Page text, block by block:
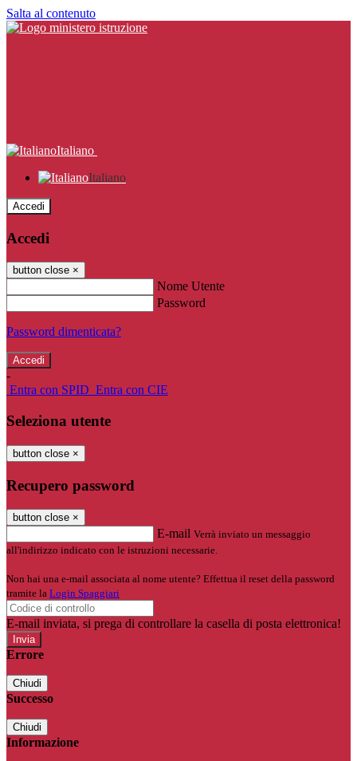
Salta al contenuto
Italiano
Italiano
Accedi
Accedi
button close ×
Nome Utente
Password
Password dimenticata?
-
Entra con SPID Entra con CIE
Seleziona utente
button close ×
Recupero password
button close ×
E-mail Verrà inviato un messaggio
all'indirizzo indicato con le istruzioni necessarie.
Non hai una e-mail associata al nome utente? Effettua il reset della password
tramite la Login Spaggiari
E-mail inviata, si prega di controllare la casella di posta elettronica!
Errore
Chiudi
Successo
Chiudi
Informazione